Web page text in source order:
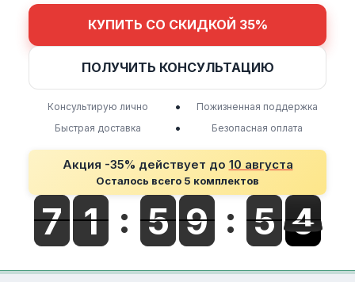
КУПИТЬ СО СКИДКОЙ 35%
ПОЛУЧИТЬ КОНСУЛЬТАЦИЮ
Консультирую лично •
Пожизненная поддержка
Быстрая доставка
• Безопасная оплата
Акция -35% действует до 10 августа
Осталось всего 5 комплектов